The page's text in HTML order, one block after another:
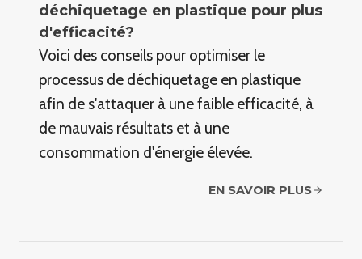
déchiquetage en plastique pour plus
d'efficacité?
Voici des conseils pour optimiser le
processus de déchiquetage en plastique
afin de s'attaquer à une faible efficacité, à
de mauvais résultats et à une
consommation d'énergie élevée.
EN SAVOIR PLUS